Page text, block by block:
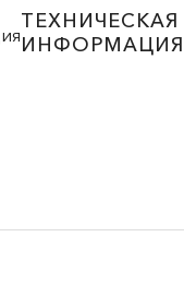
ТЕХНИЧЕСКАЯ
ИНФОРМАЦИЯ